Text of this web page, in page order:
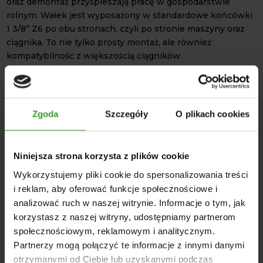
Zgoda Szczegóły O plikach cookies
Niniejsza strona korzysta z plików cookie
Wykorzystujemy pliki cookie do spersonalizowania treści
i reklam, aby oferować funkcje społecznościowe i
analizować ruch w naszej witrynie. Informacje o tym, jak
korzystasz z naszej witryny, udostępniamy partnerom
społecznościowym, reklamowym i analitycznym.
Partnerzy mogą połączyć te informacje z innymi danymi
otrzymanymi od Ciebie lub uzyskanymi podczas
rolnym. Wałek jest wyposażony w standardowe końcówki
1 3/8” Z6 po obu stronach, czyli po stronie maszyny oraz
ciągnika. To nie tylko prosty montaż, ale również
kompatybilność z większością ciągników.
Osłony ochronne, które wpływają na wysoką jakość
wykonania wałka oraz jego odporność. Pozwalają na jego
jest odporny między innymi na niskie temperatury, czy też
uszkodzenia mechaniczne. Postaw na niezawodną pracę
wysokiej jakości materiałów oraz prostym montażem.
DANE TECHNICZNE
Długość minimalna wałka: 800 mm
Długość maksymalna wałka: 1152 mm
Długość od krzyżaka do krzyżaka: 614 mm
Zakres wysuwu: 352 mm
Wymiary rury wewnętrznej: 26,6 x 3,5 mm